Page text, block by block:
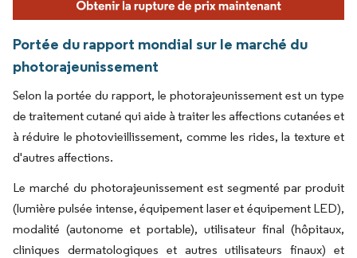
Portée du rapport mondial sur le marché du
photorajeunissement
Selon la portée du rapport, le photorajeunissement est un type
de traitement cutané qui aide à traiter les affections cutanées et
à réduire le photovieillissement, comme les rides, la texture et
d'autres affections.
Le marché du photorajeunissement est segmenté par produit
(lumière pulsée intense, équipement laser et équipement LED),
modalité (autonome et portable), utilisateur final (hôpitaux,
cliniques dermatologiques et autres utilisateurs finaux) et